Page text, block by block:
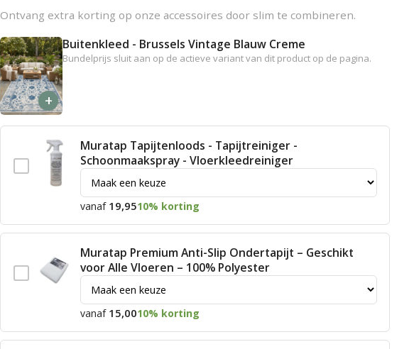
Ontvang extra korting op onze accessoires door slim te combineren.
+
Buitenkleed - Brussels Vintage Blauw Creme
Bundelprijs sluit aan op de actieve variant van dit product op de pagina.
Muratap Tapijtenloods - Tapijtreiniger -
Schoonmaakspray - Vloerkleedreiniger
vanaf 19,9510% korting
Muratap Premium Anti-Slip Ondertapijt – Geschikt
voor Alle Vloeren – 100% Polyester
vanaf 15,0010% korting